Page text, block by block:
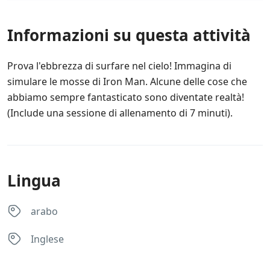
Informazioni su questa attività
Prova l'ebbrezza di surfare nel cielo! Immagina di
simulare le mosse di Iron Man. Alcune delle cose che
abbiamo sempre fantasticato sono diventate realtà!
(Include una sessione di allenamento di 7 minuti).
Lingua
arabo
Inglese